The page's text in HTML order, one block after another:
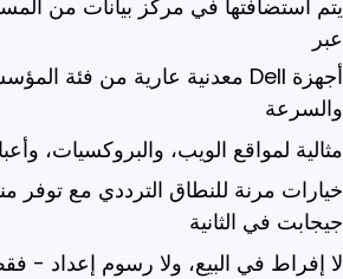
يتم استضافتها في مركز بيانات من
عبر
والسرعة
مثالية لمواقع الويب، والبروكسيات،
جيجابت في الثانية
لا إفراط في البيع، ولا رسوم إعداد